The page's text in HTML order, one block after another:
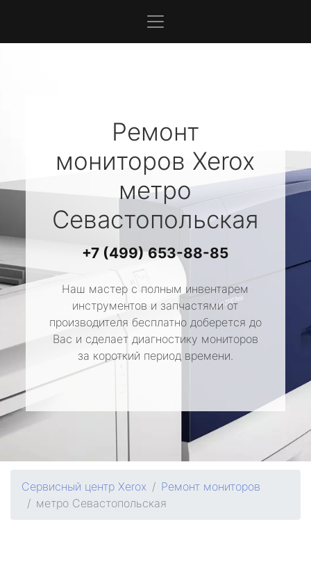
Ремонт
мониторов Xerox
метро
Севастопольская
+7 (499) 653-88-85
Наш мастер с полным инвентарем
инструментов и запчастями от
производителя бесплатно доберется до
Вас и сделает диагностику мониторов
за короткий период времени.
Сервисный центр Xerox
Ремонт мониторов
метро Севастопольская